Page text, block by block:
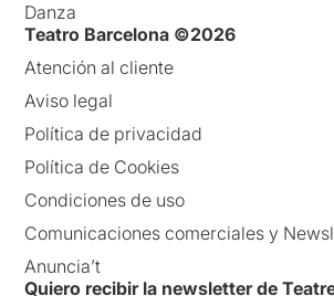
Danza
Teatro Barcelona ©2026
Atención al cliente
Aviso legal
Política de privacidad
Política de Cookies
Condiciones de uso
Comunicaciones comerciales y
Anuncia’t
Quiero recibir la newsletter de